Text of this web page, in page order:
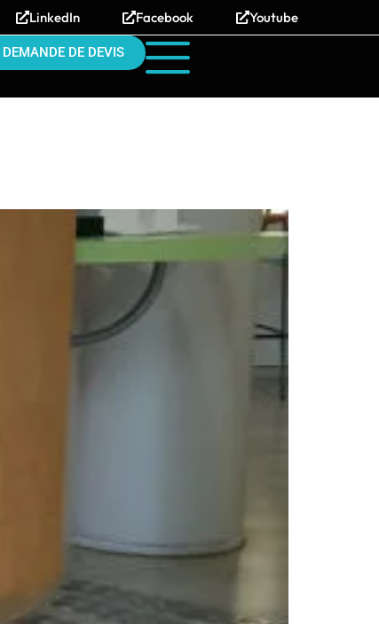
Youtube
Facebook
LinkedIn
DEMANDE DE DEVIS